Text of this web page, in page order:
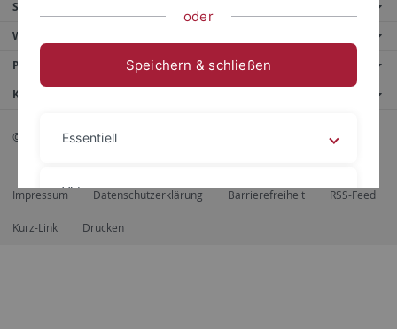
Service
Weitere Angebote
Portale
Kontaktinfo
© 2026 Eberhard Karls Universität Tübingen, Tübingen
Impressum Datenschutzerklärung Barrierefreiheit RSS-Feed
Kurz-Link Drucken
oder
Speichern & schließen
Essentiell
Videos